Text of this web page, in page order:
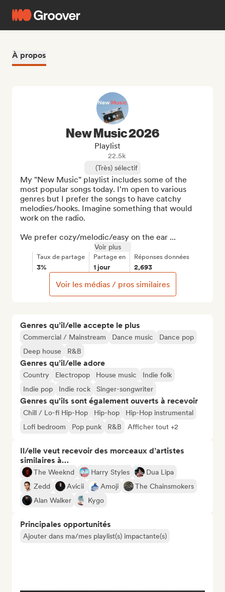
À propos
Genres qu’il/elle accepte le plus
Commercial / Mainstream Dance music
Dance pop
Deep house
R&B
Genres qu’il/elle adore
Country Electropop House music
Indie folk
Indie pop
Indie rock Singer-songwriter
Genres qu'ils sont également ouverts à recevoir
Chill / Lo-fi Hip-Hop Hip-hop
Hip-Hop instrumental
Lofi bedroom
Pop punk R&B Afficher tout +2
Il/elle veut recevoir des morceaux d’artistes
similaires à…
The Weeknd Harry Styles
Dua Lipa
Zedd
Avicii Amoji
The Chainsmokers
Alan Walker
Kygo
Principales opportunités
Ajouter dans ma/mes playlist(s) impactante(s)
New Music 2026
Playlist
22.5k
(Très) sélectif
My "New Music" playlist includes some of the
most popular songs today. I'm open to various
genres but I prefer the songs to have catchy
melodies/hooks. Imagine something that would
work on the radio.
We prefer cozy/melodic/easy on the ear ...
Voir plus
Taux de partage
3%
Partage en
1 jour
Réponses données
2,693
Voir les médias / pros similaires